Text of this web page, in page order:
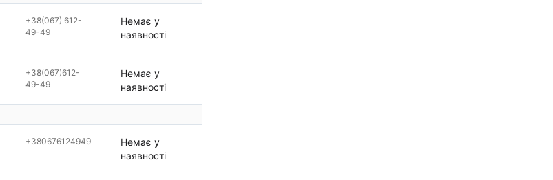
+38(067) 612-
49-49
Немає у
наявності
+38(067)612-
49-49
Немає у
наявності
+380676124949
Немає у
наявності